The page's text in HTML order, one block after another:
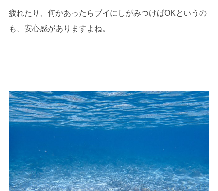
疲れたり、何かあったらブイにしがみつけばOKというの
も、安心感がありますよね。